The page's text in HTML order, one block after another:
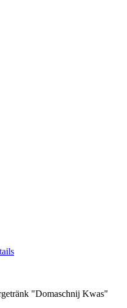
"Domaschnij Kwas"